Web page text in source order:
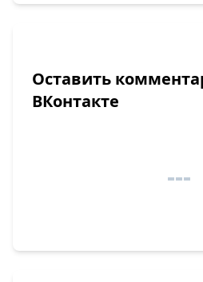
Оставить
ВКонтакте